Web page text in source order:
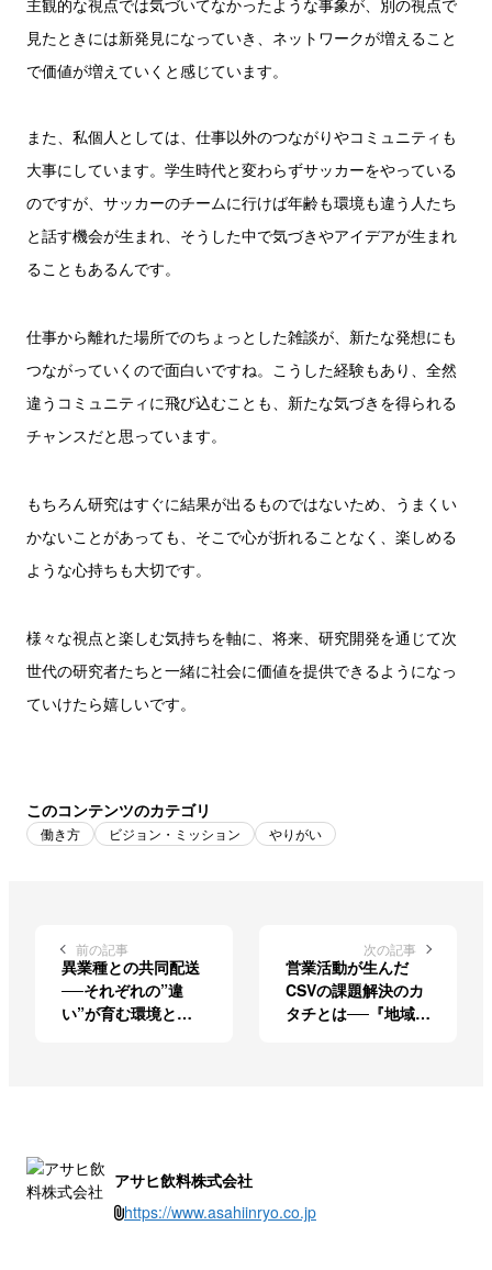
主観的な視点では気づいてなかったような事象が、別の視点で
見たときには新発見になっていき、ネットワークが増えること
で価値が増えていくと感じています。
また、私個人としては、仕事以外のつながりやコミュニティも
大事にしています。学生時代と変わらずサッカーをやっている
のですが、サッカーのチームに行けば年齢も環境も違う人たち
と話す機会が生まれ、そうした中で気づきやアイデアが生まれ
ることもあるんです。
仕事から離れた場所でのちょっとした雑談が、新たな発想にも
つながっていくので面白いですね。こうした経験もあり、全然
違うコミュニティに飛び込むことも、新たな気づきを得られる
チャンスだと思っています。
もちろん研究はすぐに結果が出るものではないため、うまくい
かないことがあっても、そこで心が折れることなく、楽しめる
ような心持ちも大切です。
様々な視点と楽しむ気持ちを軸に、将来、研究開発を通じて次
世代の研究者たちと一緒に社会に価値を提供できるようになっ
ていけたら嬉しいです。
このコンテンツのカテゴリ
働き方 ビジョン・ミッション やりがい
前の記事
異業種との共同配送
──それぞれの”違
い”が育む環境と社
次の記事
営業活動が生んだ
CSVの課題解決のカ
タチとは──『地域共
アサヒ飲料株式会社
https://www.asahiinryo.co.jp